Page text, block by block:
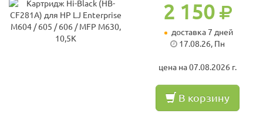
2 150
доставка 7 дней
17.08.26, Пн
цена на 07.08.2026 г.
В корзину